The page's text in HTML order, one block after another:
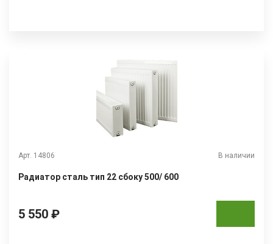
Арт. 14806 В наличии
Радиатор сталь тип 22 сбоку 500/ 600
5 550 ₽